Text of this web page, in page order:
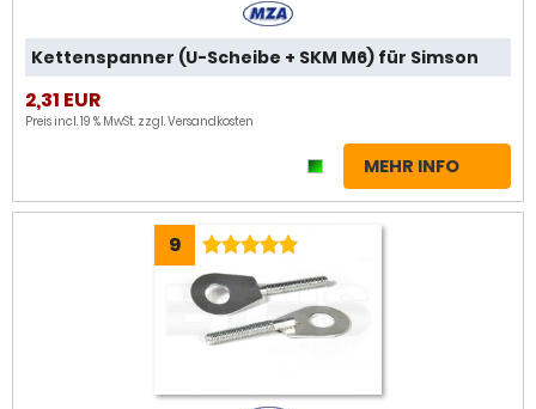
Kettenspanner (U-Scheibe + SKM M6) für Simson
2,31 EUR
Preis incl. 19 % MwSt. zzgl.Versandkosten
MEHR INFO
9